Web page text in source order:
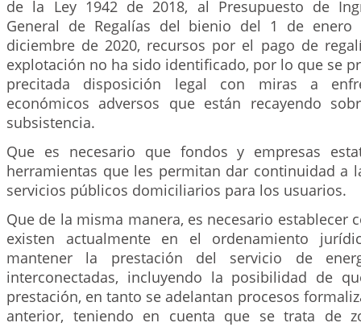
de la Ley 1942 de 2018, al Presupuesto de
General de Regalías del bienio del 1 de
diciembre de 2020, recursos por el pago de
explotación no ha sido identificado, por lo que se
precitada disposición legal con miras a
económicos adversos que están recayendo
subsistencia.
Que es necesario que fondos y empresas
herramientas que les permitan dar continuidad a
servicios públicos domiciliarios para los usuarios.
Que de la misma manera, es necesario establecer
existen actualmente en el ordenamiento
mantener la prestación del servicio de
interconectadas, incluyendo la posibilidad de
prestación, en tanto se adelantan procesos
anterior, teniendo en cuenta que se trata de